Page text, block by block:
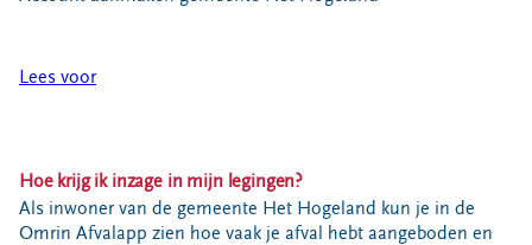
Milieustraten
Afval aanmelden
Bouwcontainer huren
Lees voor
Hoe krijg ik inzage in mijn legingen?
Als inwoner van de gemeente Het Hogeland kun je in de
Omrin Afvalapp zien hoe vaak je afval hebt aangeboden en